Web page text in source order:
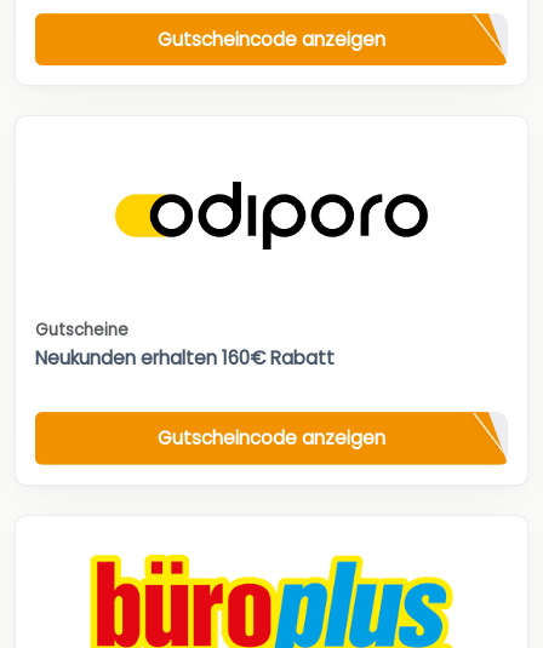
Gutscheincode anzeigen
Gutscheine
Neukunden erhalten 160€ Rabatt
Gutscheincode anzeigen